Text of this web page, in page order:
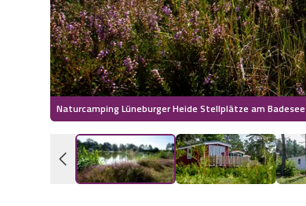
Naturcamping Lüneburger Heide Stellplätze am Badesee